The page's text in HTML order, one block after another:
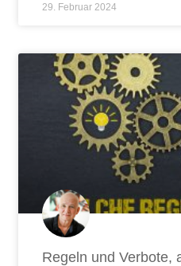
29. Februar 2024
Regeln und Verbote,